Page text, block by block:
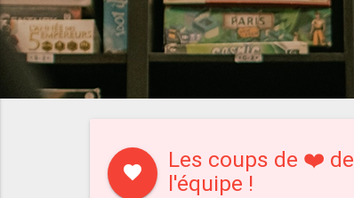
favorite
Les coups de ❤️ de
l'équipe !